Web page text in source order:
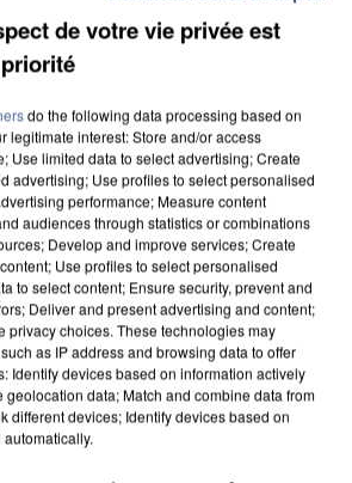
SUPPOSÉS DE LA DZ
EN ALGÉRIE
de votre vie privée est
do the following data processing based on
legitimate interest: Store and/or access
Use limited data to select advertising; Create
advertising; Use profiles to select personalised
performance; Measure content
audiences through statistics or combinations
Develop and improve services; Create
Use profiles to select personalised
to select content; Ensure security, prevent and
Deliver and present advertising and content;
privacy choices. These technologies may
as IP address and browsing data to offer
Identify devices based on information actively
geolocation data; Match and combine data from
different devices; Identify devices based on